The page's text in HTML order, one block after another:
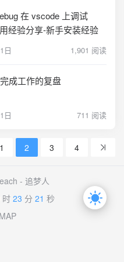
在 vscode 上调试
经验分享-新手安装经验
日 1,901 阅读
成工作的复盘
日 711 阅读
1 2 3 4
- 追梦人
时 23 分 21 秒
MAP